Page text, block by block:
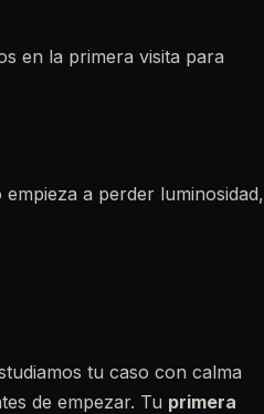
en la primera visita para
a perder luminosidad,
tu caso con calma
de empezar. Tu primera